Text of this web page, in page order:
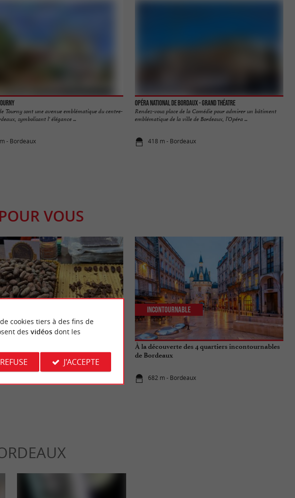
Tourny sont une avenue emblématique du centre-
symbolisant l' élégance ...
- Bordeaux
Opéra National de Bordaux - Grand Théatre
Rendez-vous place de la Comédie pour admirer un bâtiment
emblématique de la ville de Bordeaux, l’Opéra ...
418 m - Bordeaux
POUR VOUS
Bordeaux 2026 : Une
au pays du cacao d’exception
À la découverte des 4 quartiers incontournables
de Bordeaux
682 m - Bordeaux
Incontournable
cookies tiers à des fins de
des vidéosdont les
J'ACCEPTE